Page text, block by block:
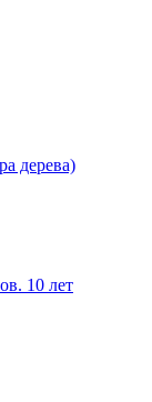
дерева)
10 лет